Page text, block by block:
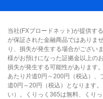
当社(FXブロードネット)が提供す
が保証された金融商品ではありま
り、損失が発生する場合がござい
様がお預けになった証拠金以上の
損失が発生する可能性があります
あたり片道0円～200円（税込）、
道0円～20円（税込）となります
い）。くりっく365は無料、くり